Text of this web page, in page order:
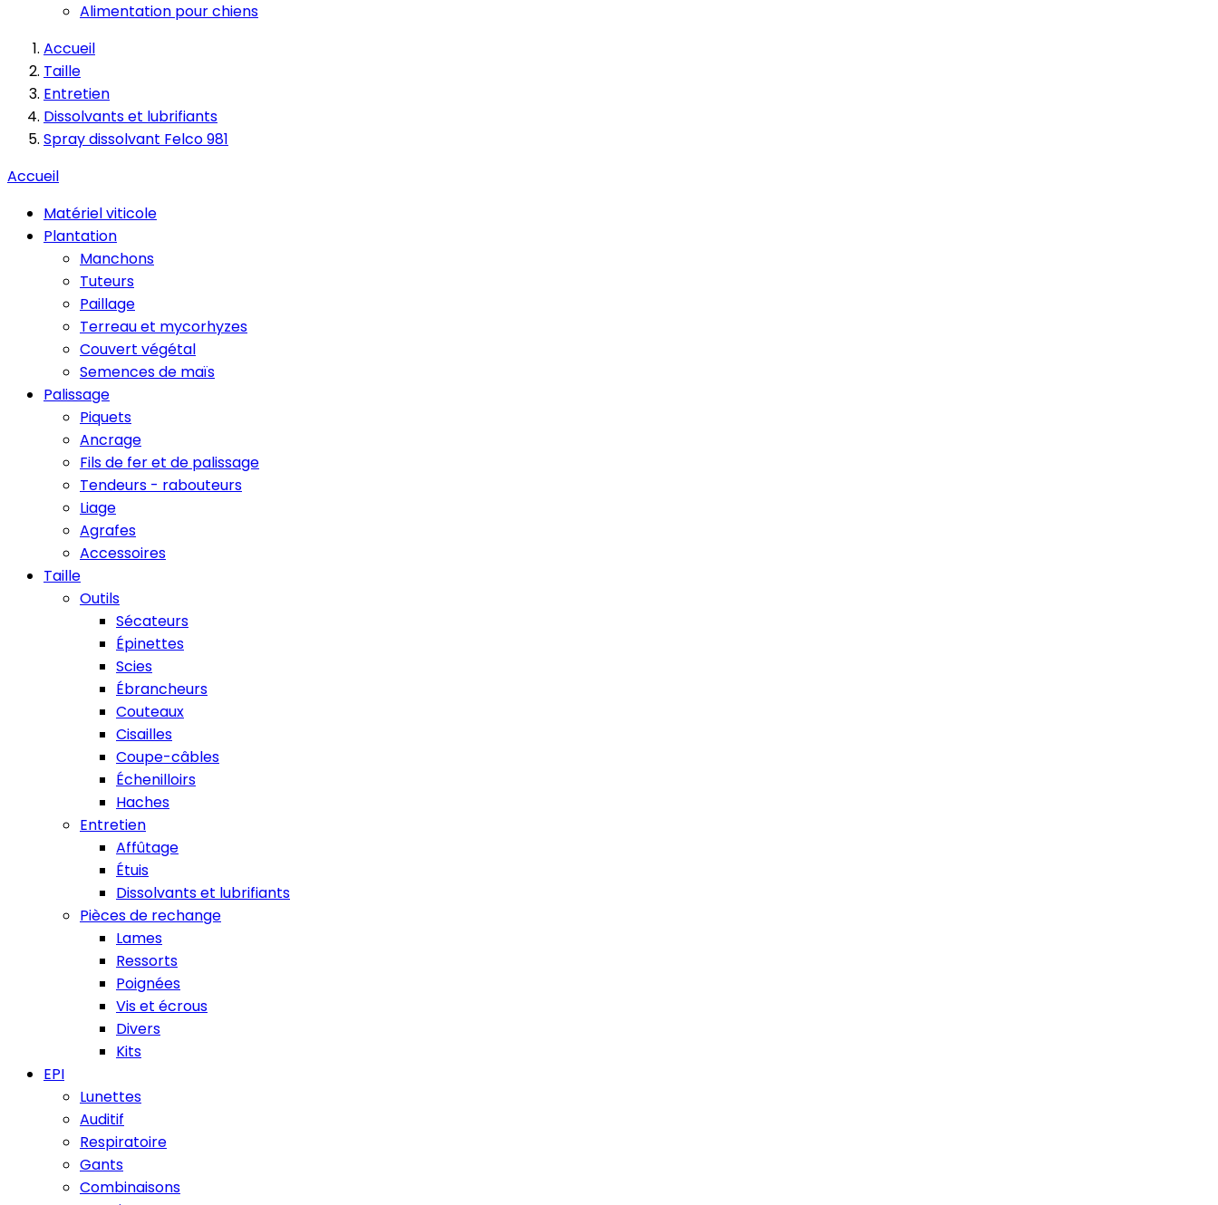
Alimentation pour chiens
Accueil
Taille
Entretien
Dissolvants et lubrifiants
Spray dissolvant Felco 981
Accueil
Matériel viticole
Plantation
Manchons
Tuteurs
Paillage
Terreau et mycorhyzes
Couvert végétal
Semences de maïs
Palissage
Piquets
Ancrage
Fils de fer et de palissage
Tendeurs - rabouteurs
Liage
Agrafes
Accessoires
Taille
Outils
Sécateurs
Épinettes
Scies
Ébrancheurs
Couteaux
Cisailles
Coupe-câbles
Échenilloirs
Haches
Entretien
Affûtage
Étuis
Dissolvants et lubrifiants
Pièces de rechange
Lames
Ressorts
Poignées
Vis et écrous
Divers
Kits
EPI
Lunettes
Auditif
Respiratoire
Gants
Combinaisons